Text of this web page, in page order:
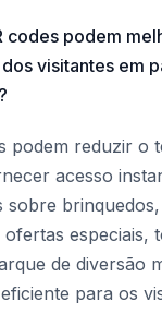
codes podem
visitantes em
podem reduzir o
acesso
sobre brinquedos,
especiais,
de diversão
para os